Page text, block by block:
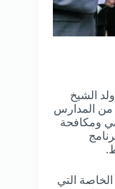
الشيخ
من المدارس
ومكافحة
التي